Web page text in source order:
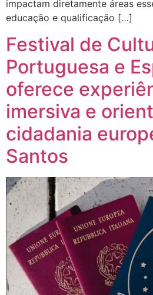
impactam diretamente áreas
educação e qualificação […]
Festival de
Portuguesa e
oferece
imersiva e
cidadania
Santos